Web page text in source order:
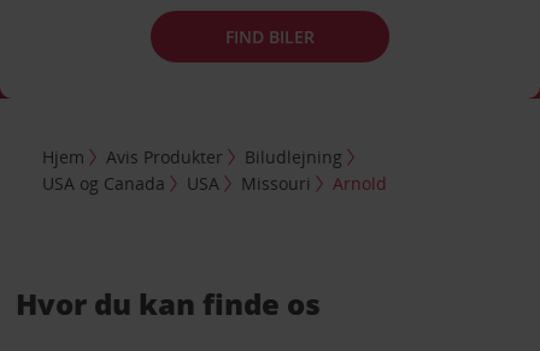
FIND BILER
Hjem Avis Produkter
Biludlejning
USA og Canada
USA Missouri Arnold
Hvor du kan finde os